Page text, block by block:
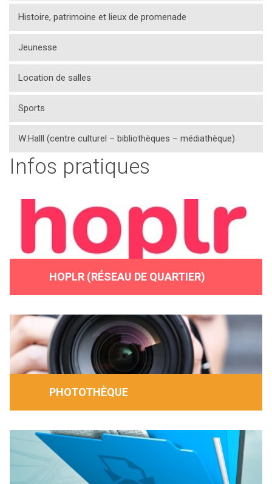
Histoire, patrimoine et lieux de promenade
Jeunesse
Location de salles
Sports
W:Halll (centre culturel – bibliothèques – médiathèque)
Infos pratiques
HOPLR (RÉSEAU DE QUARTIER)
PHOTOTHÈQUE